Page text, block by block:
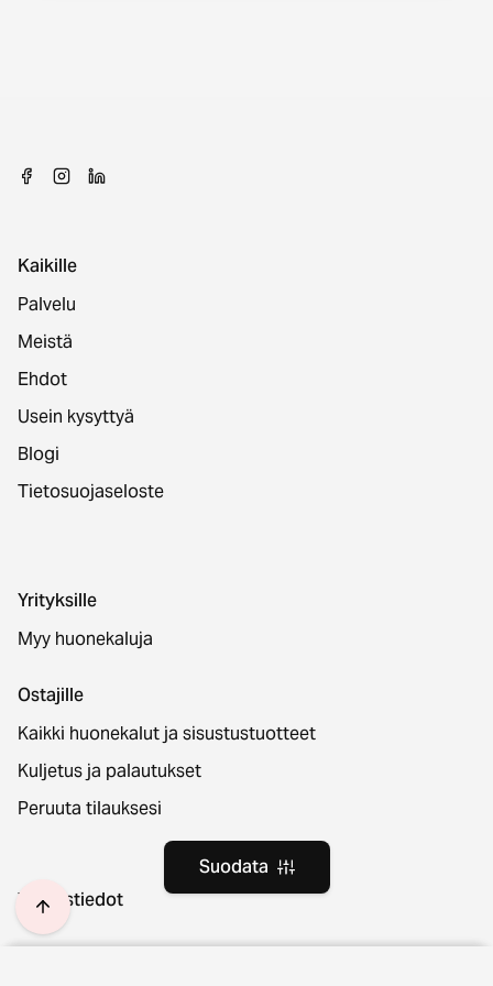
Suodata
Kaikille
Palvelu
Meistä
Ehdot
Usein kysyttyä
Blogi
Tietosuojaseloste
Yrityksille
Myy huonekaluja
Ostajille
Kaikki huonekalut ja sisustustuotteet
Kuljetus ja palautukset
Peruuta tilauksesi
Yhteystiedot